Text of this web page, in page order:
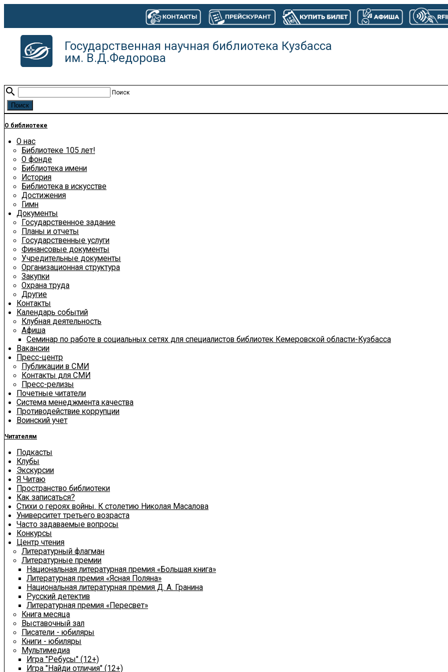
Государственная научная библиотека Кузбасса
им. В.Д.Федорова
search Поиск
О библиотеке
О нас
Библиотеке 105 лет!
О фонде
Библиотека имени
История
Библиотека в искусстве
Достижения
Гимн
Документы
Государственное задание
Планы и отчеты
Государственные услуги
Финансовые документы
Учредительные документы
Организационная структура
Закупки
Охрана труда
Другие
Контакты
Календарь событий
Клубная деятельность
Афиша
Семинар по работе в социальных сетях для специалистов библиотек Кемеровской области-Кузбасса
Вакансии
Пресс-центр
Публикации в СМИ
Контакты для СМИ
Пресс-релизы
Почетные читатели
Система менеджмента качества
Противодействие коррупции
Воинский учет
Читателям
Подкасты
Клубы
Экскурсии
Я Читаю
Пространство библиотеки
Как записаться?
Стихи о героях войны. К столетию Николая Масалова
Университет третьего возраста
Часто задаваемые вопросы
Конкурсы
Центр чтения
Литературный флагман
Литературные премии
Национальная литературная премия «Большая книга»
Литературная премия «Ясная Поляна»
Национальная литературная премия Д. А. Гранина
Русский детектив
Литературная премия «Пересвет»
Книга месяца
Выставочный зал
Писатели - юбиляры
Книги - юбиляры
Мультимедиа
Игра "Ребусы" (12+)
Игра "Найди отличия" (12+)